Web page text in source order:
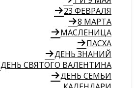
23 ФЕВРАЛЯ
8 МАРТА
МАСЛЕНИЦА
ПАСХА
ДЕНЬ ЗНАНИЙ
ДЕНЬ СВЯТОГО ВАЛЕНТИНА
ДЕНЬ СЕМЬИ